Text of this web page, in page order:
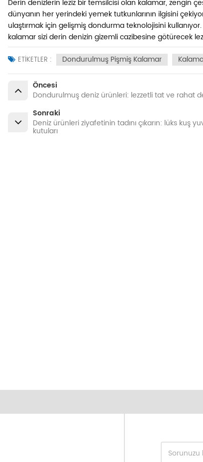
Derin denizlerin leziz bir temsilcisi olan kalamar, zengin
dünyanın her yerindeki yemek tutkunlarının ilgisini
ulaştırmak için gelişmiş dondurma teknolojisini
kalamar sizi derin denizin gizemli cazibesine götürecek
ETİKETLER : Dondurulmuş Pişmiş Kalamar
Öncesi
Dondurulmuş deniz ürünleri: lezzetli tat ve rahat
Sonraki
Deniz ürünleri ziyafetinin tadını çıkarın: lüks kuş
kutuları